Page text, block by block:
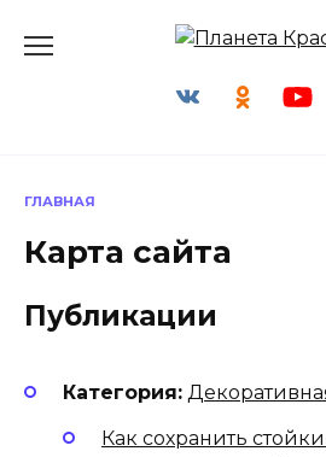
ГЛАВНАЯ
Карта сайта
Публикации
Категория:
Как сохранить